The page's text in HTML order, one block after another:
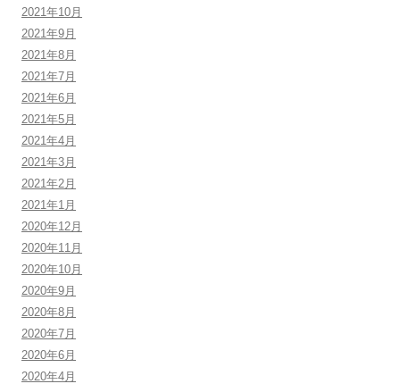
2021年10月
2021年9月
2021年8月
2021年7月
2021年6月
2021年5月
2021年4月
2021年3月
2021年2月
2021年1月
2020年12月
2020年11月
2020年10月
2020年9月
2020年8月
2020年7月
2020年6月
2020年4月